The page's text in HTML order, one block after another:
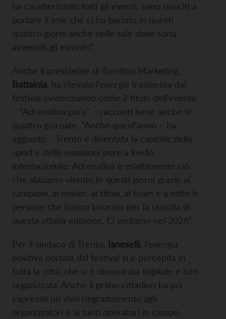
ha caratterizzato tutti gli eventi, sono riusciti a
portare il sole che ci ha baciato in questi
quattro giorni anche nelle sale dove sono
avvenuti gli incontri”.
Anche il presidente di Trentino Marketing,
Battaiola , ha rilevato l’energia trasmessa dal
festival evidenziando come il titolo dell’evento
– “Adrenalina pura” – racconti bene anche le
quattro giornate. “Anche quest’anno – ha
aggiunto – Trento è diventata la capitale dello
sport e delle emozioni pure a livello
internazionale. Adrenalina è esattamente ciò
che abbiamo vissuto in questi giorni grazie ai
campioni, ai mister, ai tifosi, al team e a tutte le
persone che hanno lavorato per la riuscita di
questa ottava edizione. Ci vediamo nel 2026”.
Per il sindaco di Trento, Ianeselli , l’energia
positiva portata dal festival si è percepita in
tutta la città, che si è dimostrata ospitale e ben
organizzata. Anche il primo cittadino ha poi
espresso un vivo ringraziamento agli
organizzatori e ai tanti operatori in campo